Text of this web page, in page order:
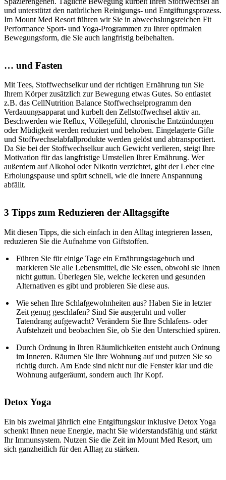
und unterstützt den natürlichen Reinigungs- und Entgiftungsprozess.
Im Mount Med Resort führen wir Sie in abwechslungsreichen Fit
Performance Sport- und Yoga-Programmen zu Ihrer optimalen
Bewegungsform, die Sie auch langfristig beibehalten.
… und Fasten
Mit Tees, Stoffwechselkur und der richtigen Ernährung tun Sie
Ihrem Körper zusätzlich zur Bewegung etwas Gutes. So entlastet
z.B. das CellNutrition Balance Stoffwechselprogramm den
Verdauungsapparat und kurbelt den Zellstoffwechsel aktiv an.
Beschwerden wie Reflux, Völlegefühl, chronische Entzündungen
oder Müdigkeit werden reduziert und behoben. Eingelagerte Gifte
und Stoffwechselabfallprodukte werden gelöst und abtransportiert.
Da Sie bei der Stoffwechselkur auch Gewicht verlieren, steigt Ihre
Motivation für das langfristige Umstellen Ihrer Ernährung. Wer
außerdem auf Alkohol oder Nikotin verzichtet, gibt der Leber eine
Erholungspause und spürt schnell, wie die innere Anspannung
abfällt.
3 Tipps zum Reduzieren der Alltagsgifte
Mit diesen Tipps, die sich einfach in den Alltag integrieren lassen,
reduzieren Sie die Aufnahme von Giftstoffen.
Führen Sie für einige Tage ein Ernährungstagebuch und
markieren Sie alle Lebensmittel, die Sie essen, obwohl sie Ihnen
nicht guttun. Überlegen Sie, welche leckeren und gesunden
Alternativen es gibt und probieren Sie diese aus.
Wie sehen Ihre Schlafgewohnheiten aus? Haben Sie in letzter
Zeit genug geschlafen? Sind Sie ausgeruht und voller
Tatendrang aufgewacht? Verändern Sie Ihre Schlafens- oder
Aufstehzeit und beobachten Sie, ob Sie den Unterschied spüren.
Durch Ordnung in Ihren Räumlichkeiten entsteht auch Ordnung
im Inneren. Räumen Sie Ihre Wohnung auf und putzen Sie so
richtig durch. Am Ende sind nicht nur die Fenster klar und die
Wohnung aufgeräumt, sondern auch Ihr Kopf.
Detox Yoga
Ein bis zweimal jährlich eine Entgiftungskur inklusive Detox Yoga
schenkt Ihnen neue Energie, macht Sie widerstandsfähig und stärkt
Ihr Immunsystem. Nutzen Sie die Zeit im Mount Med Resort, um
sich ganzheitlich für den Alltag zu stärken.